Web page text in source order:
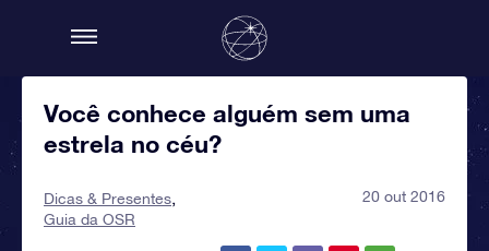
Você conhece alguém sem uma
estrela no céu?
Dicas & Presentes
Guia da OSR
20 out 2016